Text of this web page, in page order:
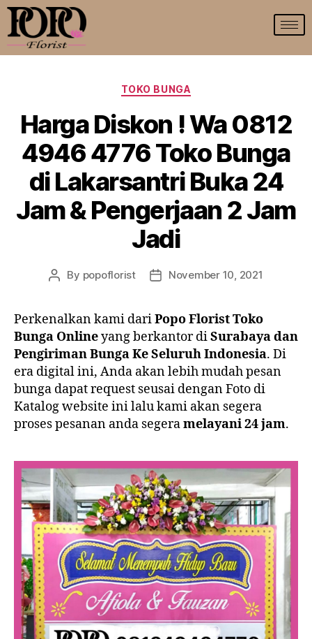
TOKO BUNGA
Harga Diskon ! Wa 0812
4946 4776 Toko Bunga
di Lakarsantri Buka 24
Jam & Pengerjaan 2 Jam
Jadi
By popoflorist November 10, 2021
Perkenalkan kami dariPopo Florist Toko
Bunga Onlineyang berkantor diSurabaya dan
Pengiriman Bunga Ke Seluruh Indonesia. Di
era digital ini, Anda akan lebih mudah pesan
bunga dapat request seusai dengan Foto di
Katalog website ini lalu kami akan segera
proses pesanan anda segeramelayani 24 jam.